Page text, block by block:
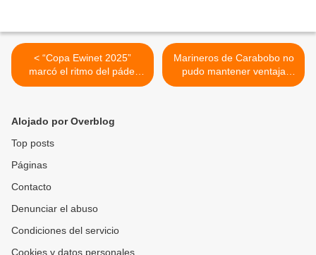
< “Copa Ewinet 2025”
marcó el ritmo del pádel
venezolano en Valencia
Marineros de Carabobo no
pudo mantener ventaja
ante Caciques de Distrito al
Alojado por Overblog
Top posts
Páginas
Contacto
Denunciar el abuso
Condiciones del servicio
Cookies y datos personales